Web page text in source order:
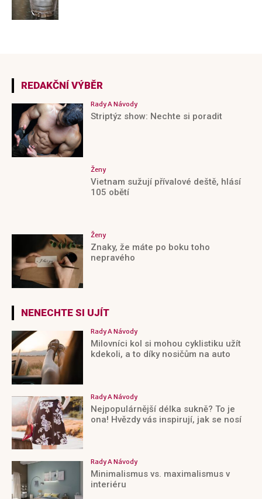
REDAKČNÍ VÝBĚR
Rady A Návody
Striptýz show: Nechte si poradit
Ženy
Vietnam sužují přívalové deště, hlásí
105 obětí
Ženy
Znaky, že máte po boku toho
nepravého
NENECHTE SI UJÍT
Rady A Návody
Milovníci kol si mohou cyklistiku užít
kdekoli, a to díky nosičům na auto
Rady A Návody
Nejpopulárnější délka sukně? To je
ona! Hvězdy vás inspirují, jak se nosí
Rady A Návody
Minimalismus vs. maximalismus v
interiéru